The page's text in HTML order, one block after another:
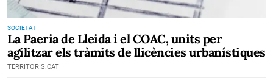
SOCIETAT
La Paeria de Lleida i el COAC, units per
agilitzar els tràmits de llicències urbanístiques
TERRITORIS.CAT